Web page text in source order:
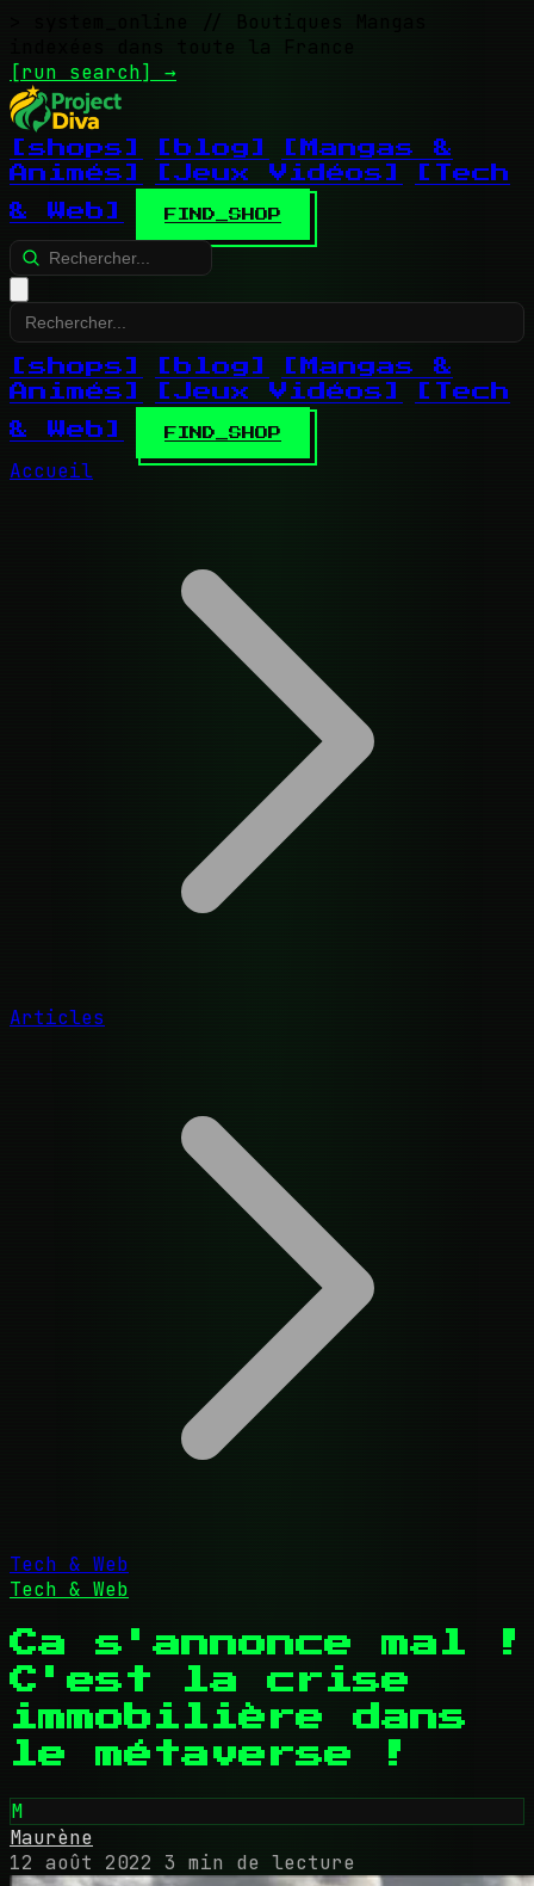
// Boutiques Mangas
indexées dans toute la France
[run search] →
[shops] [blog]
[Mangas &
Animés]
[Jeux Vidéos]
[Tech
& Web]
FIND_SHOP
[shops] [blog]
[Mangas &
Animés]
[Jeux Vidéos]
[Tech
& Web]
FIND_SHOP
Accueil
Articles
Tech & Web
Tech & Web
Ca s'annonce mal !
C'est la crise
immobilière dans
le métaverse !
M
Maurène
12 août 2022 3 min de lecture